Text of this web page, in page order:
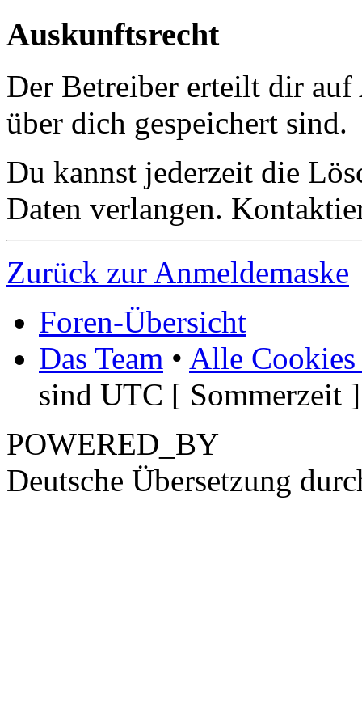
Auskunftsrecht
Der Betreiber erteilt dir
über dich gespeichert sind.
Du kannst jederzeit die
Daten verlangen.
Zurück zur Anmeldemaske
Foren-Übersicht
Das Team • Alle Cookies
sind UTC [ Sommerzeit ]
POWERED_BY
Deutsche Übersetzung